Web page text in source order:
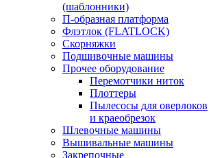
(шаблонники)
П-образная платформа
Флэтлок (FLATLOCK)
Скорняжки
Подшивочные машины
Прочее оборудование
Перемотчики ниток
Плоттеры
Пылесосы для оверлоков
и краеобрезок
Шлевочные машины
Вышивальные машины
Закрепочные